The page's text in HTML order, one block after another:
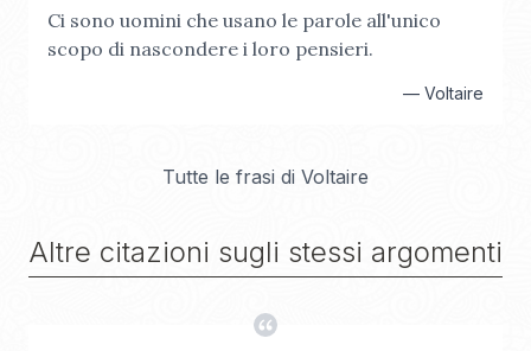
Ci sono uomini che usano le parole all'unico
scopo di nascondere i loro pensieri.
— Voltaire
Tutte le frasi di Voltaire
Altre citazioni sugli stessi argomenti